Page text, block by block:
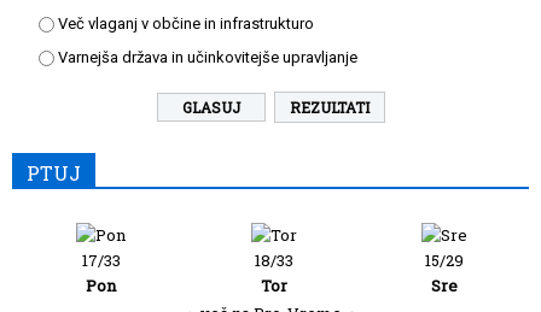
Več vlaganj v občine in infrastrukturo
Varnejša država in učinkovitejše upravljanje
REZULTATI
PTUJ
17/33
Pon
18/33
Tor
15/29
Sre